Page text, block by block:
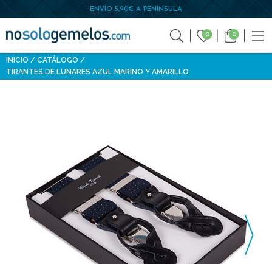
ENVÍO 5,90€ A PENÍNSULA
0 0
INICIO
CATÁLOGO
TIRANTES DE LUNARES AZUL MARINO Y AMARILLO